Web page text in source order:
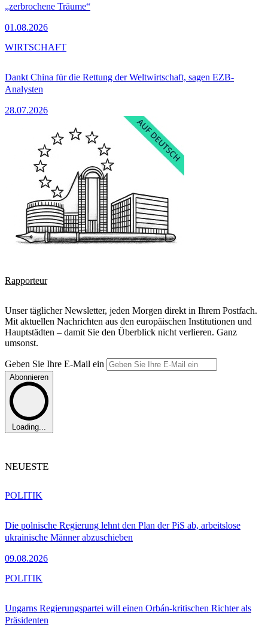
„zerbrochene Träume“
01.08.2026
Dankt China für die Rettung der Weltwirtschaft, sagen EZB-
Analysten
28.07.2026
WIRTSCHAFT
Rapporteur
Unser täglicher Newsletter, jeden Morgen direkt in Ihrem Postfach.
Mit aktuellen Nachrichten aus den europäischen Institutionen und
Hauptstädten – damit Sie den Überblick nicht verlieren. Ganz
umsonst.
Geben Sie Ihre E-Mail ein
Abonnieren
Loading...
NEUESTE
Die polnische Regierung lehnt den Plan der PiS ab, arbeitslose
ukrainische Männer abzuschieben
09.08.2026
POLITIK
Ungarns Regierungspartei will einen Orbán-kritischen Richter als
Präsidenten
POLITIK